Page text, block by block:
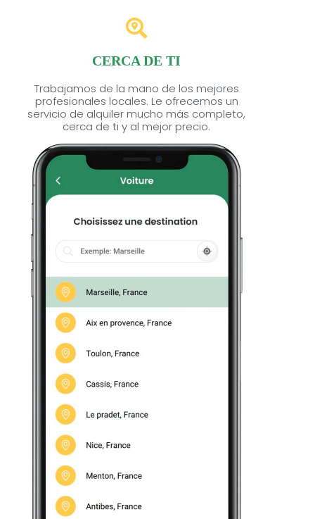
CERCA DE TI
Trabajamos de la mano de los mejores
profesionales locales. Le ofrecemos un
servicio de alquiler mucho más completo,
cerca de ti y al mejor precio.